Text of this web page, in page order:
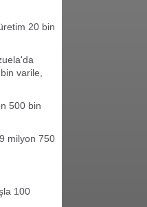
20 bin
varile,
500 bin
milyon 750
100